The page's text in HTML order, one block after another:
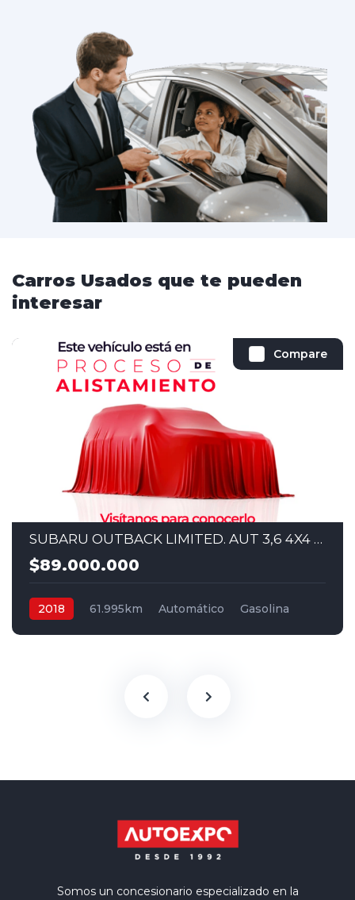
Carros Usados que te pueden
interesar
Compare
SUBARU OUTBACK LIMITED. AUT 3,6 4X4 2018
$89.000.000
2018 61.995km Automático
Gasolina
Somos un concesionario especializado en la